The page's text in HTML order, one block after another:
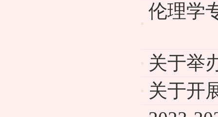
伦理学
关于举
关于开